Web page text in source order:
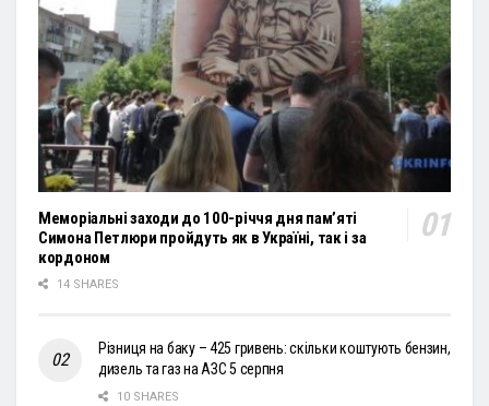
Меморіальні заходи до 100-річчя дня пам’яті
Симона Петлюри пройдуть як в Україні, так і за
кордоном
14 SHARES
Різниця на баку – 425 гривень: скільки коштують бензин,
дизель та газ на АЗС 5 серпня
10 SHARES